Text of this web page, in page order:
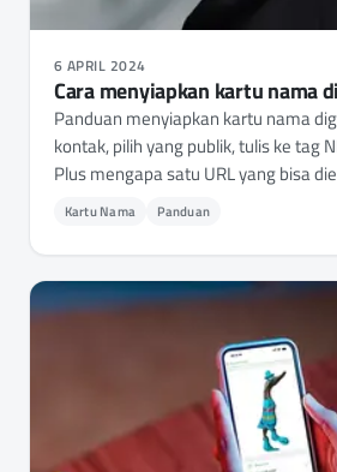
6 APRIL 2024
Cara menyiapkan kartu nama
Panduan menyiapkan kartu nama
kontak, pilih yang publik, tulis ke tag
Plus mengapa satu URL yang bisa
dari kode QR vCard sekali pakai
Kartu Nama Panduan